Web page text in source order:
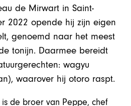
de Mirwart in Saint-
2022 opende hij zijn eigen
genoemd naar het meest
tonijn. Daarmee bereidt
wagyu
waarover hij otoro raspt.
de broer van Peppe, chef